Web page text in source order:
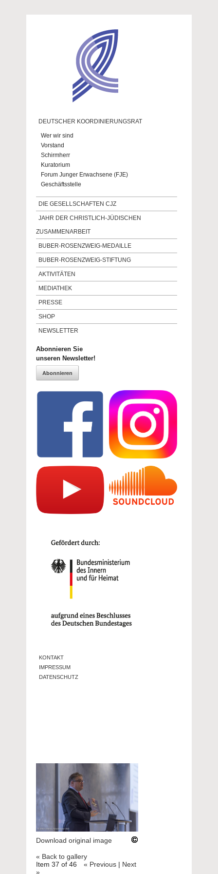
DEUTSCHER KOORDINIERUNGSRAT
Wer wir sind
Vorstand
Schirmherr
Kuratorium
Forum Junger Erwachsene (FJE)
Geschäftsstelle
DIE GESELLSCHAFTEN CJZ
JAHR DER CHRISTLICH-JÜDISCHEN
ZUSAMMENARBEIT
BUBER-ROSENZWEIG-MEDAILLE
BUBER-ROSENZWEIG-STIFTUNG
AKTIVITÄTEN
MEDIATHEK
PRESSE
SHOP
NEWSLETTER
Abonnieren Sie
unseren Newsletter!
Abonnieren
KONTAKT
IMPRESSUM
DATENSCHUTZ
Download original image
« Back to gallery
Item 37 of 46
« Previous | Next
»